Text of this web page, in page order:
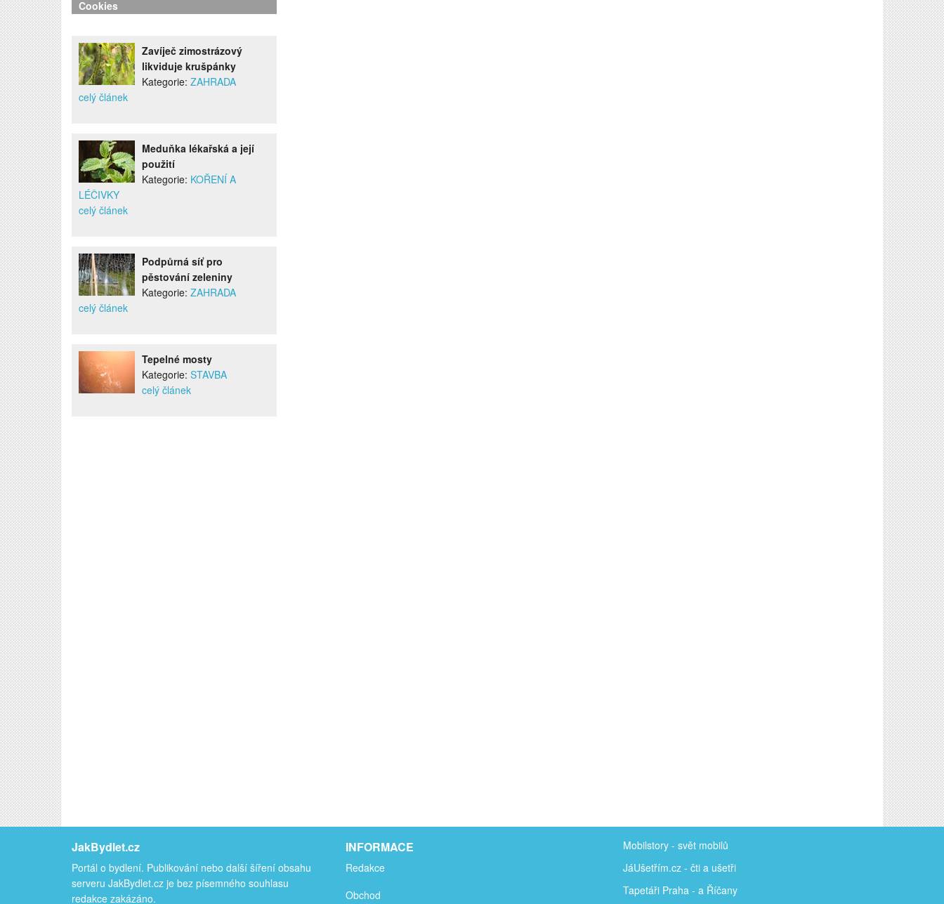
Cookies
Zavíječ zimostrázový
likviduje krušpánky
Kategorie: ZAHRADA
celý článek
Meduňka lékařská a její
použití
Kategorie: KOŘENÍ A
LÉČIVKY
celý článek
Podpůrná síť pro
pěstování zeleniny
Kategorie: ZAHRADA
celý článek
Tepelné mosty
Kategorie: STAVBA
celý článek
JakBydlet.cz
Portál o bydlení. Publikování nebo další šíření obsahu
serveru JakBydlet.cz je bez písemného souhlasu
redakce zakázáno.
INFORMACE
Redakce
Obchod
Mobilstory - svět mobilů
JáUšetřím.cz - čti a ušetři
Tapetáři Praha - a Říčany